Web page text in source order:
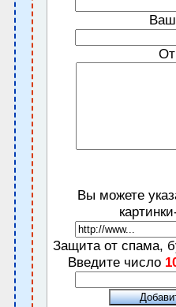
Ваш
Вы можете
Защита от спама,
Введите число